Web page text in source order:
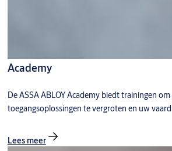
Academy
De ASSA ABLOY Academy biedt trainingen
toegangsoplossingen te vergroten en uw
Lees meer